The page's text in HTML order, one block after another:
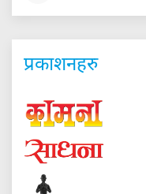
प्रकाशनहरु